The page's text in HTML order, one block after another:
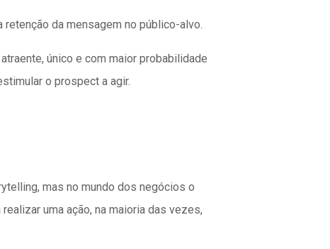
da mensagem no público-alvo.
único e com maior probabilidade
o prospect a agir.
mas no mundo dos negócios o
uma ação, na maioria das vezes,